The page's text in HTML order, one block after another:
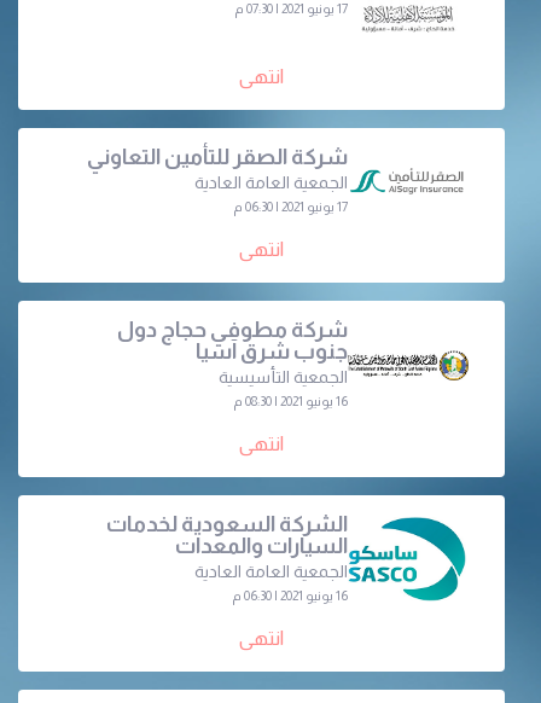
17 يونيو 2021 | 07:30 م
انتهى
شركة الصقر للتأمين التعاوني
الجمعية العامة العادية
17 يونيو 2021 | 06:30 م
انتهى
شركة مطوفي حجاج دول
جنوب شرق آسيا
الجمعية التأسيسية
16 يونيو 2021 | 08:30 م
انتهى
الشركة السعودية لخدمات
السيارات والمعدات
الجمعية العامة العادية
16 يونيو 2021 | 06:30 م
انتهى